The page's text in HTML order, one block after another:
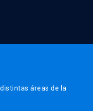
áreas de la